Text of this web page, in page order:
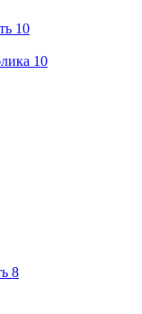
10
10
8